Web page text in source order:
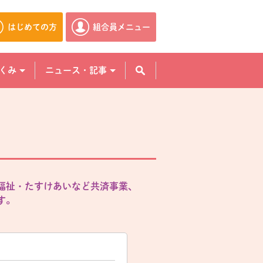
はじめての方
別のウィンドウで開きます。
組合員メニュー
別のウィンドウで開きます。
み ニュース・記事
・たすけあいなど共済事業、